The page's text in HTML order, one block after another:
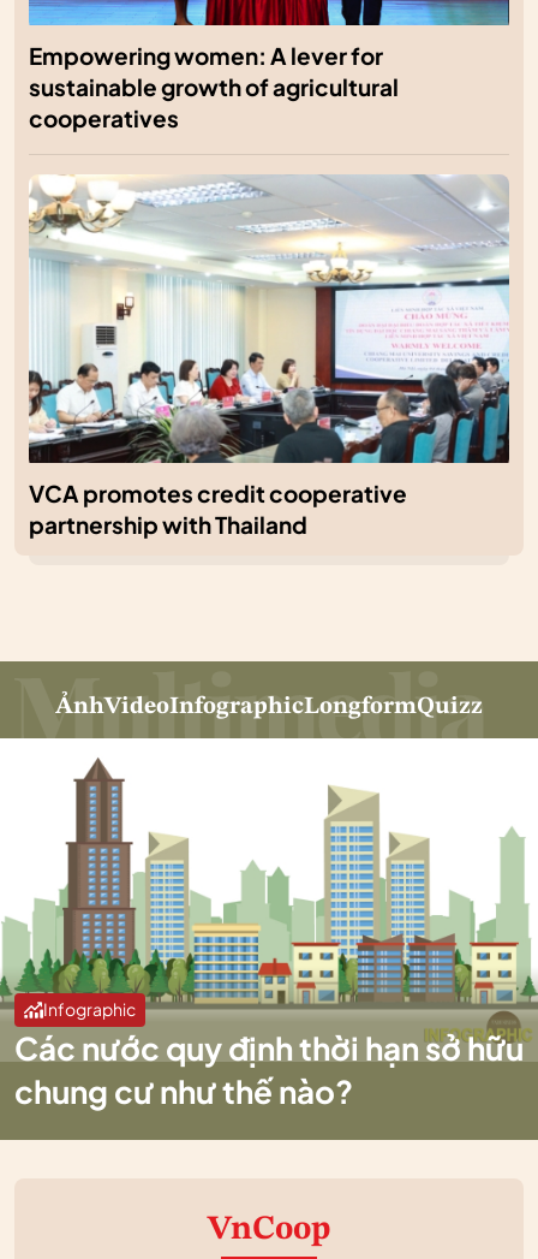
Empowering women: A lever for
sustainable growth of agricultural
cooperatives
VCA promotes credit cooperative
partnership with Thailand
ẢnhVideoInfographicLongformQuizz
Infographic
Các nước quy định thời hạn sở hữu
chung cư như thế nào?
VnCoop